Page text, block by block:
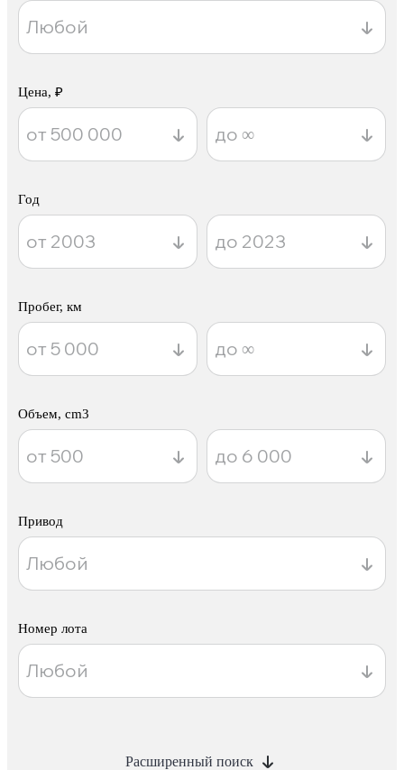
Цена, ₽
Год
Пробег, км
Объем, cm3
Привод
Номер лота
Расширенный поиск